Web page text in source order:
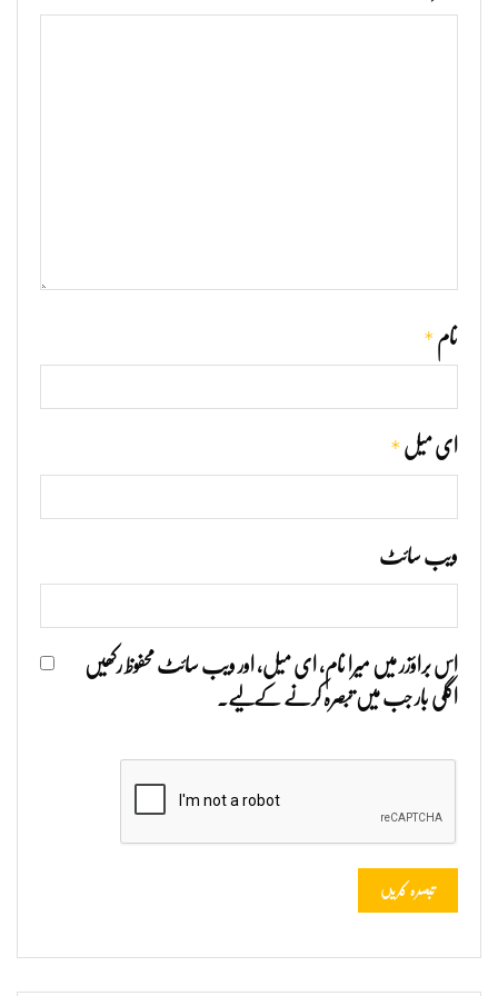
نام *
ای میل *
ویب‌ سائٹ
اس براؤزر میں میرا نام، ای میل، اور ویب سائٹ محفوظ رکھیں
اگلی بار جب میں تبصرہ کرنے کےلیے۔